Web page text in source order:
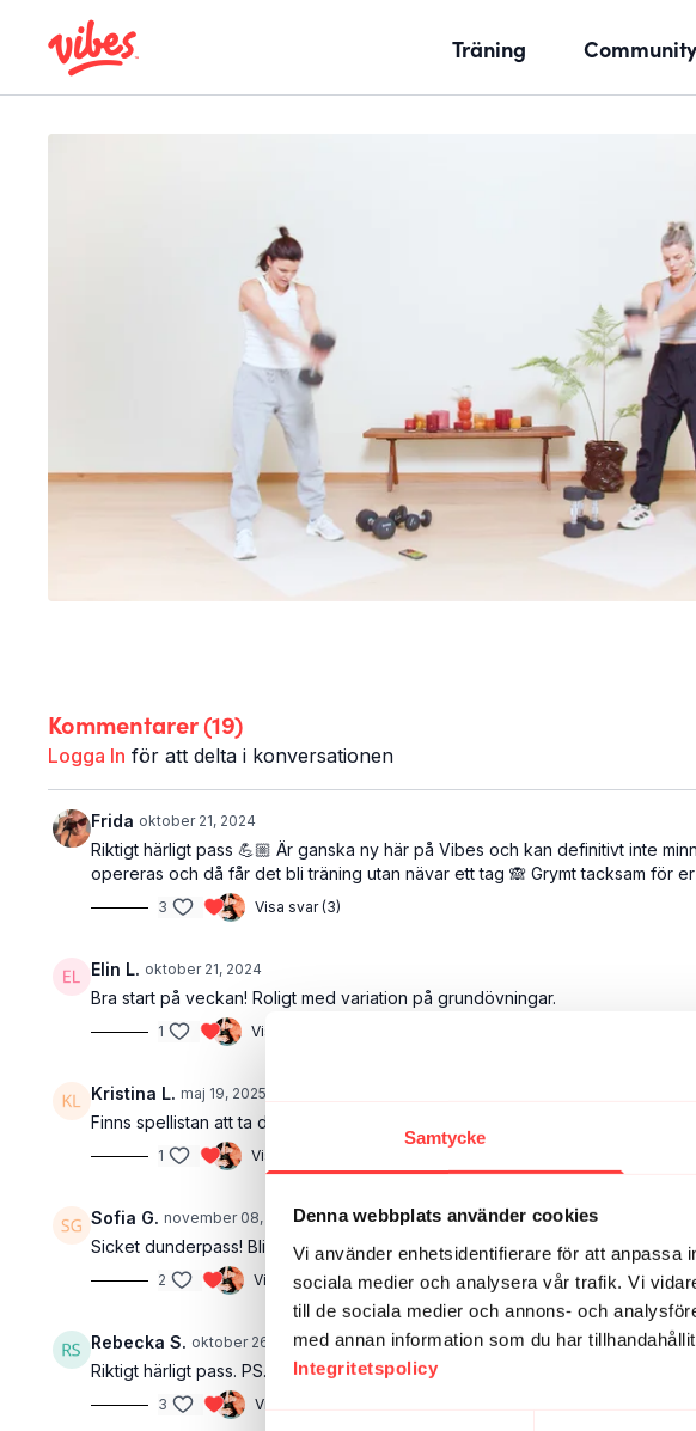
Samtycke
Denna webbplats använder cookies
Vi använder enhetsidentifierare för att anpassa
sociala medier och analysera vår trafik. Vi
till de sociala medier och annons- och
med annan information som du har
Integritetspolicy
Träning Community
Kommentarer (19)
Logga In för att delta i konversationen
Frida oktober 21, 2024
Riktigt härligt pass 💪🏼 Är ganska ny här på Vibes och kan definitivt inte
opereras och då får det bli träning utan nävar ett tag 🙈 Grymt tacksam för
3 Visa svar (3)
Elin L. oktober 21, 2024
Bra start på veckan! Roligt med variation på grundövningar.
1 Visa svar (2)
Kristina L. maj 19, 2025
Finns spellistan att ta del av någonstans?
1 Visa svar (1)
Sofia G. november 08, 2024
Sicket dunderpass! Blir absolut favorit 🤩
2 Visa svar (1)
Rebecka S. oktober 26, 2024
Riktigt härligt pass. PS. Jeansen har blivit märkligt tighta om låten och jag
3 Visa svar (1)